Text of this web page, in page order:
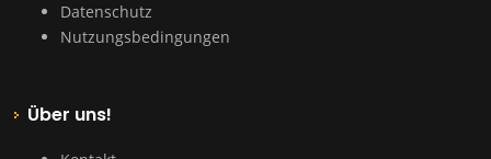
Datenschutz
Nutzungsbedingungen
Über uns!